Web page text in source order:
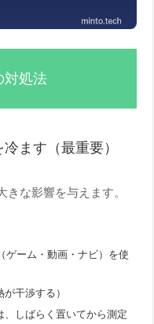
対処法
ます（最重要）
な影響を与えます。
ゲーム・動画・ナビ）を使
干渉する）
しばらく置いてから測定